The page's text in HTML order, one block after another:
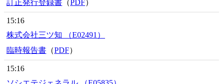
訂正発行登録書 （ PDF）
15:16
株式会社三ツ知 （E02491）
臨時報告書 （PDF）
15:16